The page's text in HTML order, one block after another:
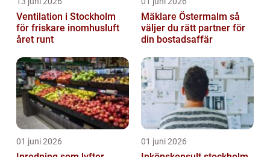
Ventilation i Stockholm
för friskare inomhusluft
året runt
Mäklare Östermalm så
väljer du rätt partner för
din bostadsaffär
01 juni 2026 01 juni 2026